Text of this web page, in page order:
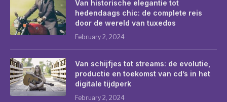
Van historische elegantie tot
hedendaags chic: de complete reis
door de wereld van tuxedos
February 2, 2024
Van schijfjes tot streams: de evolutie,
productie en toekomst van cd’s in het
digitale tijdperk
February 2, 2024